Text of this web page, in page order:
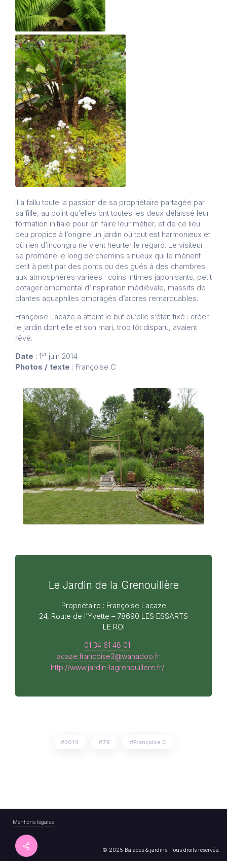
Il a fallu toute la passion de sa propriétaire partagée par
sa fille, au point qu’elles ont toutes les deux délaissé leur
formation initiale pour en faire leur métier, et de ce lieu
peu propice à l’origine un jardin où tout est harmonieux et
où rien d’incongru ne vient heurter le regard. Le visiteur
se promène le long de chemins sinueux qui le mènent
petit à petit par des ponts ou des gués à des chambres
aux atmosphères variées : coins intimes japonisants, petit
potager ornemental d’inspiration médiévale, massifs de
plantes aquaphiles ombragés d’arbres remarquables.
Françoise Lacaze a atteint le but qu’elle s’était fixé : créer
le jardin dont elle et son mari, trop tôt disparu, avaient
rêvé.
Date : 1er juin 2014
Photos / texte : Françoise C
Le Jardin de la Grenouillère
Propriétaire : Françoise Lacaze
24, Route de l’Yvette – 78690 LES ESSARTS
LE ROI
01 34 61 48 01
lacaze.francoise3@wanadoo.fr
http://www.jardin-lagrenouillere.fr/
2014 78 Françoise C
Mentions légales
© 2025 Balades & jardins. Tous droits réservés.